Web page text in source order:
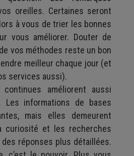
oreilles. Certaines seront
à vous de trier les bonnes
vous améliorer. Douter de
vos méthodes reste un bon
meilleur chaque jour (et
services aussi).
améliorent aussi
Les informations de bases
mais elles demeurent
curiosité et les recherches
réponses plus détaillées.